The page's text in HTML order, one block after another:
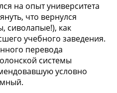
на опыт университета
что вернулся
сиволапые!), как
учебного заведения.
перевода
системы
условно